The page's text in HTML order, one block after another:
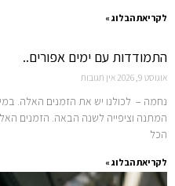
לקריאת הבלוג »
התמודדות עם ימים אפורים..
אוגוסט 9, 2026 אין תגובות
נחמה – לכולנו יש את הזמנים האלה.
המתנה וציפייה לשנה הבאה. הזמנים
הכל
לקריאת הבלוג »